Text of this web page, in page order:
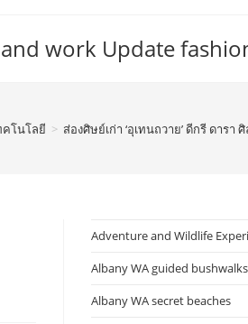
work Update
คโนโลยี > ส่องศิษย์เก่า ‘อุเทนถวาย’ ดีกรี ดารา
Adventure and Wildlife
Albany WA guided bushwalks
Albany WA secret beaches